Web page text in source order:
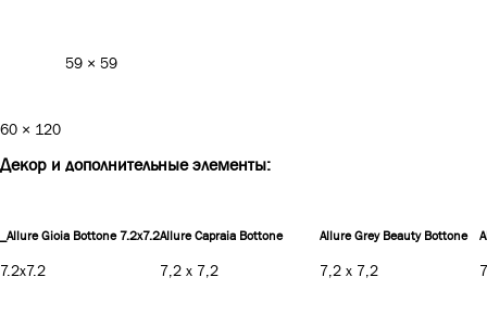
60 × 120
59 × 59
Декор и дополнительные элементы:
_Allure Gioia Bottone 7.2x7.2
7.2x7.2
Allure Capraia Bottone
7,2 x 7,2
Allure Grey Beauty Bottone
7,2 x 7,2